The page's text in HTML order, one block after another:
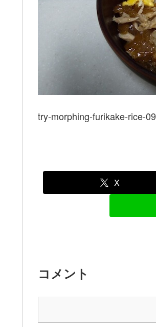
try-morphing-furikake-rice-09
X
コメント